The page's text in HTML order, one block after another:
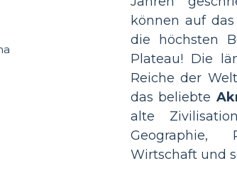
können auf
die höchsten
Plateau! Die
Reiche der
das beliebte
alte
Geographie,
Wirtschaft und